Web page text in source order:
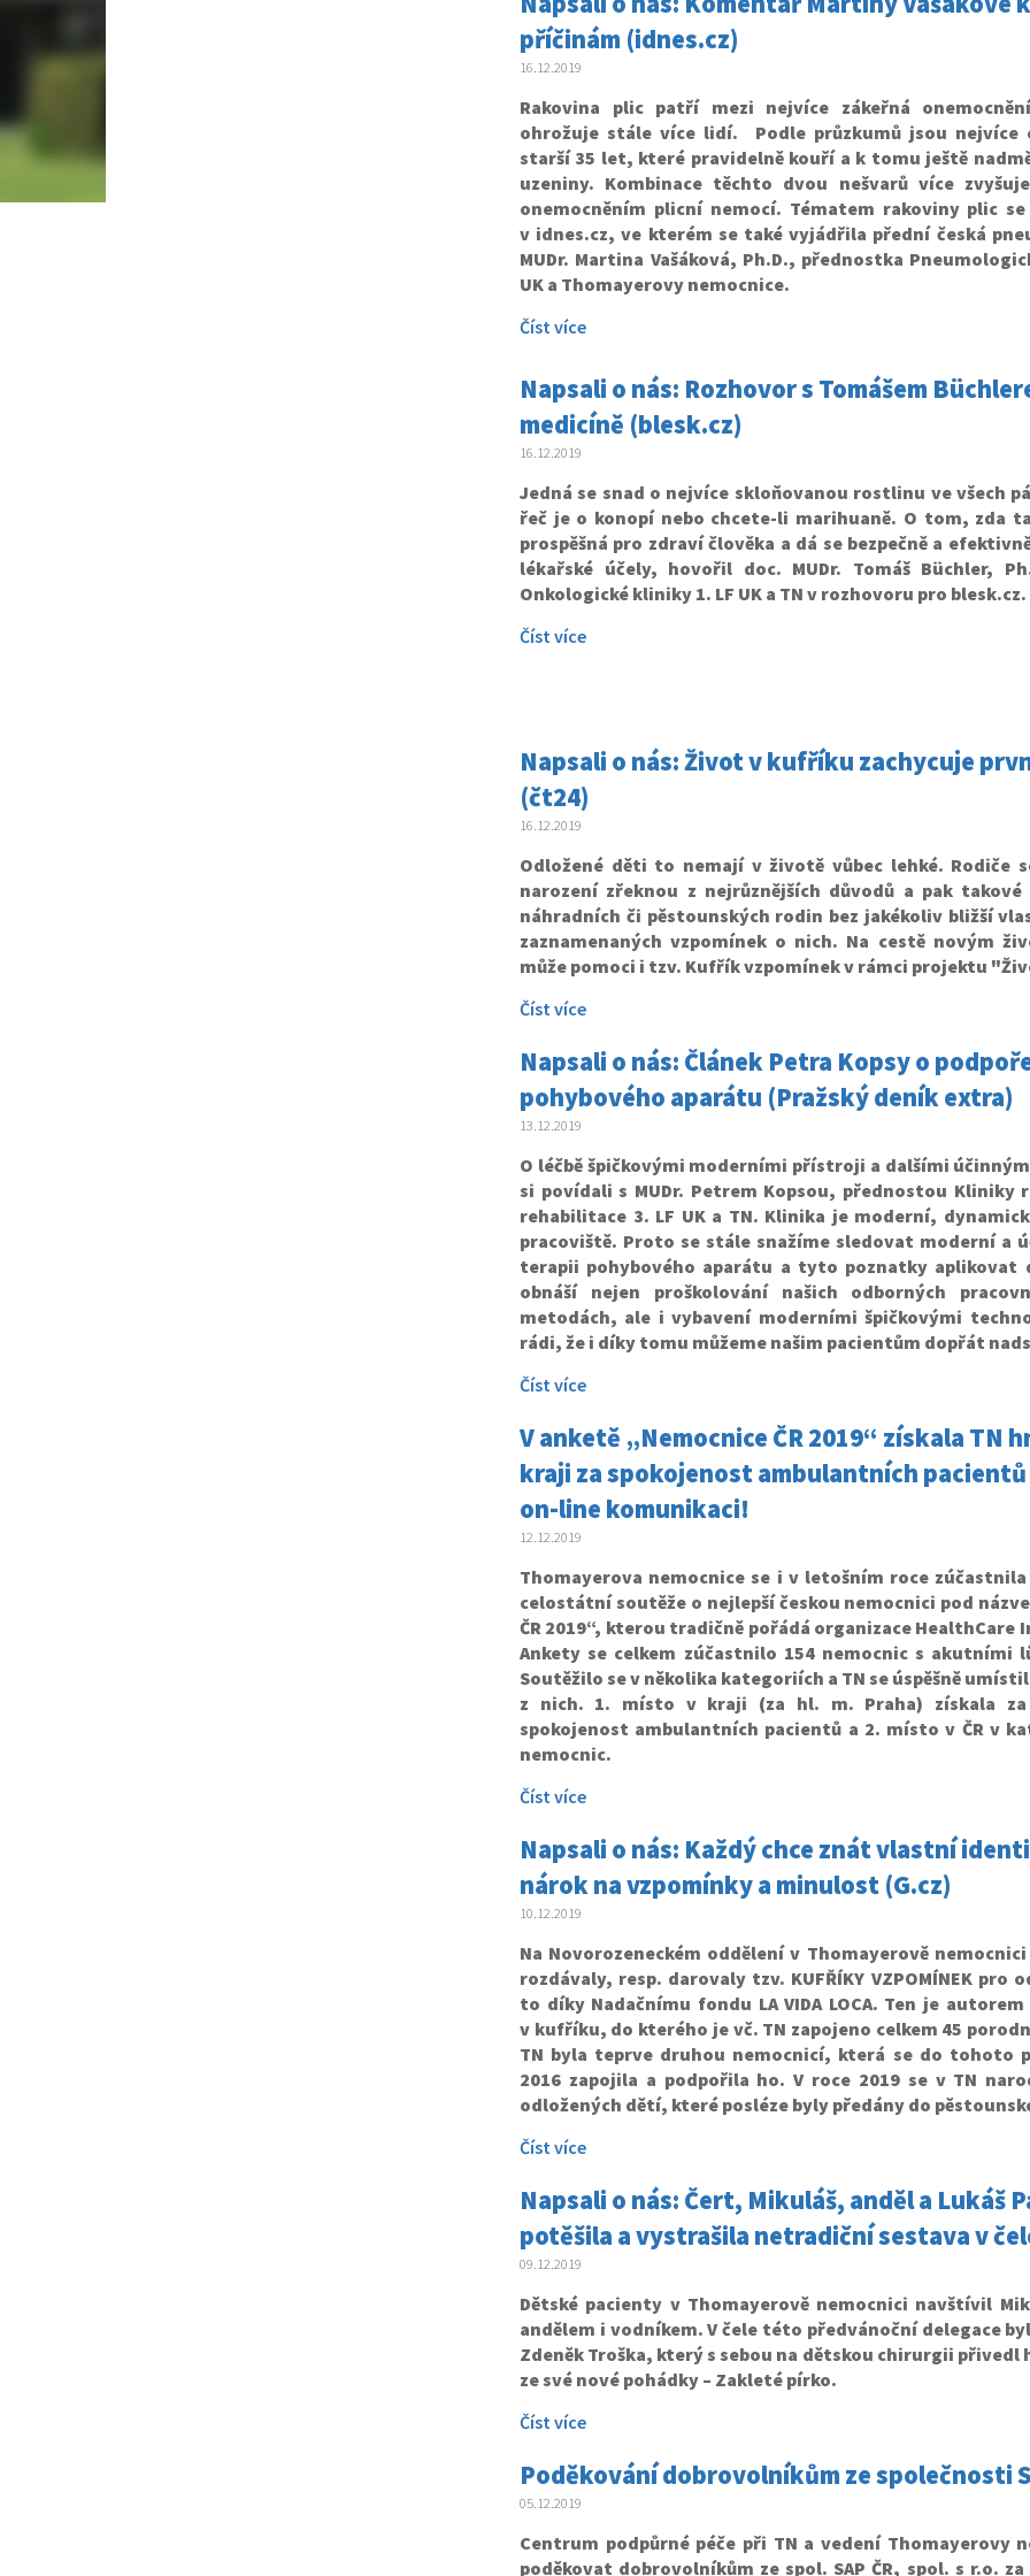
příčinám (idnes.cz)
16.12.2019
Rakovina plic patří mezi nejvíce zákeřná
ohrožuje stále více lidí. Podle průzkumů jsou nejvíce
starší 35 let, které pravidelně kouří a k tomu ještě
uzeniny. Kombinace těchto dvou nešvarů více
onemocněním plicní nemocí. Tématem rakoviny plic se
v idnes.cz, ve kterém se také vyjádřila přední česká
MUDr. Martina Vašáková, Ph.D., přednostka
UK a Thomayerovy nemocnice.
Číst více
Napsali o nás: Rozhovor s Tomášem
medicíně (blesk.cz)
16.12.2019
Jedná se snad o nejvíce skloňovanou rostlinu ve všech
řeč je o konopí nebo chcete-li marihuaně. O tom, zda
prospěšná pro zdraví člověka a dá se bezpečně a
lékařské účely, hovořil doc. MUDr. Tomáš Büchler,
Onkologické kliniky 1. LF UK a TN v rozhovoru pro blesk.cz.
Číst více
Napsali o nás: Život v kufříku zachycuje
(čt24)
16.12.2019
Odložené děti to nemají v životě vůbec lehké. Rodiče
narození zřeknou z nejrůznějších důvodů a pak
náhradních či pěstounských rodin bez jakékoliv bližší
zaznamenaných vzpomínek o nich. Na cestě novým
může pomoci i tzv. Kufřík vzpomínek v rámci projektu
Číst více
Napsali o nás: Článek Petra Kopsy o
pohybového aparátu (Pražský deník extra)
13.12.2019
O léčbě špičkovými moderními přístroji a dalšími
si povídali s MUDr. Petrem Kopsou, přednostou Kliniky
rehabilitace 3. LF UK a TN. Klinika je moderní,
pracoviště. Proto se stále snažíme sledovat moderní a
terapii pohybového aparátu a tyto poznatky aplikovat
obnáší nejen proškolování našich odborných
metodách, ale i vybavení moderními špičkovými
rádi, že i díky tomu můžeme našim pacientům dopřát
Číst více
V anketě „Nemocnice ČR 2019“ získala TN
kraji za spokojenost ambulantních pacientů
on-line komunikaci!
12.12.2019
Thomayerova nemocnice se i v letošním roce
celostátní soutěže o nejlepší českou nemocnici pod
ČR 2019“, kterou tradičně pořádá organizace
Ankety se celkem zúčastnilo 154 nemocnic s akutními
Soutěžilo se v několika kategoriích a TN se úspěšně
z nich. 1. místo v kraji (za hl. m. Praha) získala za
spokojenost ambulantních pacientů a 2. místo v ČR v
nemocnic.
Číst více
Napsali o nás: Každý chce znát vlastní
nárok na vzpomínky a minulost (G.cz)
10.12.2019
Na Novorozeneckém oddělení v Thomayerově
rozdávaly, resp. darovaly tzv. KUFŘÍKY VZPOMÍNEK pro
to díky Nadačnímu fondu LA VIDA LOCA. Ten je
v kufříku, do kterého je vč. TN zapojeno celkem 45
TN byla teprve druhou nemocnicí, která se do tohoto
2016 zapojila a podpořila ho. V roce 2019 se v TN
odložených dětí, které posléze byly předány do
Číst více
Napsali o nás: Čert, Mikuláš, anděl a Lukáš
potěšila a vystrašila netradiční sestava v
09.12.2019
Dětské pacienty v Thomayerově nemocnici navštívil
andělem i vodníkem. V čele této předvánoční delegace
Zdeněk Troška, který s sebou na dětskou chirurgii přivedl
ze své nové pohádky – Zakleté pírko.
Číst více
Poděkování dobrovolníkům ze společnosti
05.12.2019
Centrum podpůrné péče při TN a vedení Thomayerovy
poděkovat dobrovolníkům ze spol. SAP ČR, spol. s r.o.